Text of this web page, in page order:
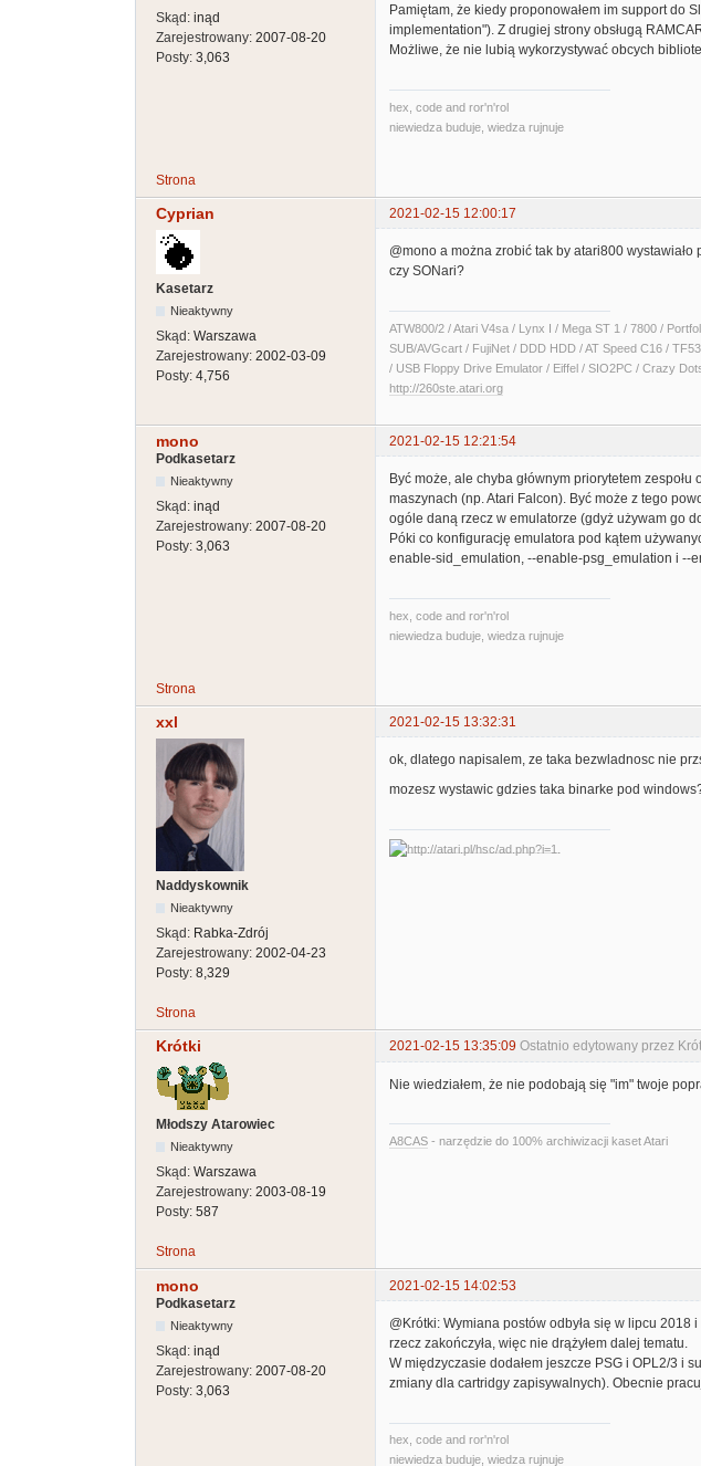
Skąd: inąd
Zarejestrowany: 2007-08-20
Posty: 3,063
Pamiętam, że kiedy proponowałem im support do
implementation"). Z drugiej strony obsługą
Możliwe, że nie lubią wykorzystywać obcych
hex, code and ror'n'rol
niewiedza buduje, wiedza rujnuje
Strona
Cyprian 2021-02-15 12:00:17
Kasetarz
Nieaktywny
Skąd: Warszawa
Zarejestrowany: 2002-03-09
Posty: 4,756
@mono a można zrobić tak by atari800
czy SONari?
ATW800/2 / Atari V4sa / Lynx I / Mega ST 1 / 7800 /
SUB/AVGcart / FujiNet / DDD HDD / AT Speed C16 /
/ USB Floppy Drive Emulator / Eiffel / SIO2PC / Crazy
http://260ste.atari.org
mono
2021-02-15 12:21:54
Podkasetarz
Nieaktywny
Skąd: inąd
Zarejestrowany: 2007-08-20
Posty: 3,063
Być może, ale chyba głównym priorytetem
maszynach (np. Atari Falcon). Być może z tego
ogóle daną rzecz w emulatorze (gdyż używam go
Póki co konfigurację emulatora pod kątem
enable-sid_emulation, --enable-psg_emulation i --
hex, code and ror'n'rol
niewiedza buduje, wiedza rujnuje
Strona
xxl 2021-02-15 13:32:31
Naddyskownik
Nieaktywny
Skąd: Rabka-Zdrój
Zarejestrowany: 2002-04-23
Posty: 8,329
ok, dlatego napisalem, ze taka bezwladnosc nie
mozesz wystawic gdzies taka binarke pod
Strona
Krótki 2021-02-15 13:35:09 Ostatnio edytowany przez
Młodszy Atarowiec
Nieaktywny
Skąd: Warszawa
Zarejestrowany: 2003-08-19
Posty: 587
Nie wiedziałem, że nie podobają się "im" twoje
A8CAS - narzędzie do 100% archiwizacji kaset Atari
Strona
mono
2021-02-15 14:02:53
Podkasetarz
Nieaktywny
Skąd: inąd
Zarejestrowany: 2007-08-20
Posty: 3,063
@Krótki: Wymiana postów odbyła się w lipcu 2018
rzecz zakończyła, więc nie drążyłem dalej tematu.
W międzyczasie dodałem jeszcze PSG i OPL2/3 i
zmiany dla cartridgy zapisywalnych). Obecnie
hex, code and ror'n'rol
niewiedza buduje, wiedza rujnuje